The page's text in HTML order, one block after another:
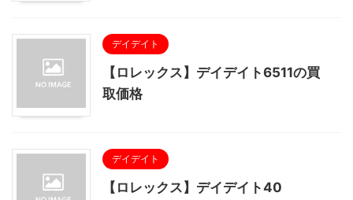
デイデイト
【ロレックス】デイデイト6511の買
取価格
デイデイト
【ロレックス】デイデイト40